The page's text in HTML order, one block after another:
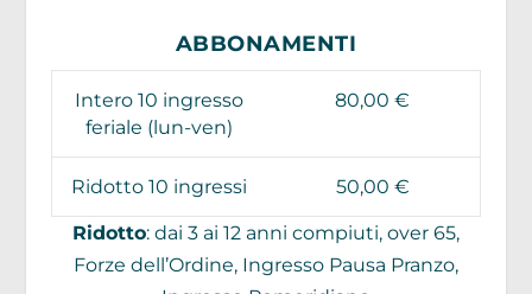
ABBONAMENTI
Intero 10 ingresso
feriale (lun-ven)
80,00 €
Ridotto 10 ingressi 50,00 €
Ridotto: dai 3 ai 12 anni compiuti, over 65,
Forze dell’Ordine, Ingresso Pausa Pranzo,